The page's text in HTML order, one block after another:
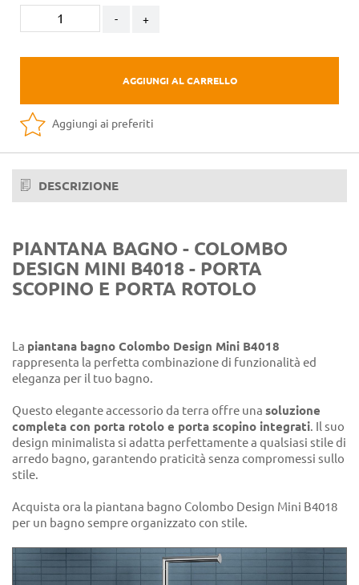
- +
AGGIUNGI AL CARRELLO
Aggiungi ai preferiti
DESCRIZIONE
PIANTANA BAGNO - COLOMBO
DESIGN MINI B4018 - PORTA
SCOPINO E PORTA ROTOLO
La piantana bagno Colombo Design Mini B4018
rappresenta la perfetta combinazione di funzionalità ed
eleganza per il tuo bagno.
Questo elegante accessorio da terra offre una soluzione
completa con porta rotolo e porta scopino integrati. Il suo
design minimalista si adatta perfettamente a qualsiasi stile di
arredo bagno, garantendo praticità senza compromessi sullo
stile.
Acquista ora la piantana bagno Colombo Design Mini B4018
per un bagno sempre organizzato con stile.